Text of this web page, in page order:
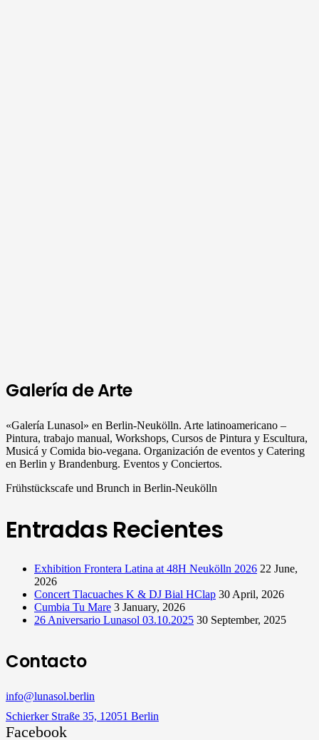
Galería de Arte
«Galería Lunasol» en Berlin-Neukölln. Arte latinoamericano –
Pintura, trabajo manual, Workshops, Cursos de Pintura y Escultura,
Musicá y Comida bio-vegana. Organización de eventos y Catering
en Berlin y Brandenburg. Eventos y Conciertos.
Frühstückscafe und Brunch in Berlin-Neukölln
Entradas Recientes
Exhibition Frontera Latina at 48H Neukölln 2026 22 June,
2026
Concert Tlacuaches K & DJ Bial HClap 30 April, 2026
Cumbia Tu Mare 3 January, 2026
26 Aniversario Lunasol 03.10.2025 30 September, 2025
Contacto
info@lunasol.berlin
Schierker Straße 35, 12051 Berlin
Facebook